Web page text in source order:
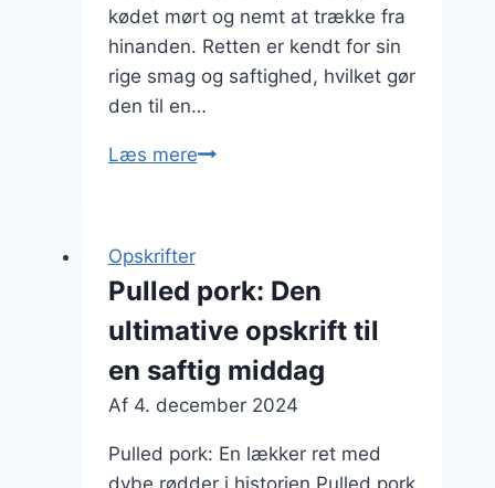
kødet mørt og nemt at trække fra
hinanden. Retten er kendt for sin
rige smag og saftighed, hvilket gør
den til en…
Læs merePulled
krydderurter
Opskrifter
Pulled pork: Den
ultimative opskrift til
en saftig middag
Af 4. december 2024
Pulled pork: En lækker ret med
dybe rødder i historien Pulled pork